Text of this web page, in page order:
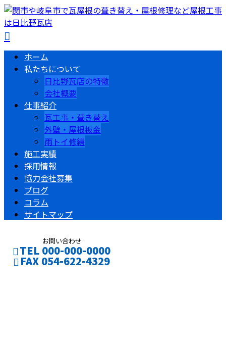
ホーム
私たちについて
日比野瓦店の特徴
会社概要
仕事紹介
瓦工事・葺き替え
外壁・屋根板金
雨トイ修繕
施工実績
採用情報
協力会社募集
ブログ
コラム
サイトマップ
お問い合わせ
TEL 000-000-0000
FAX 054-622-4329